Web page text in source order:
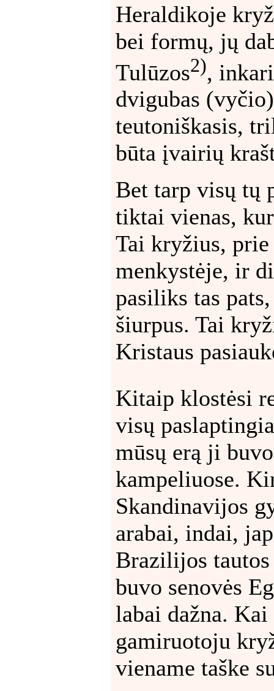
Heraldikoje
bei formų, jų
Tulūzos2),
dvigubas
teutoniškasis,
būta įvairių
Bet tarp visų tų
tiktai vienas,
Tai kryžius,
menkystėje, ir
pasiliks tas
šiurpus. Tai
Kristaus
Kitaip klostėsi
visų
mūsų erą ji
kampeliuose.
Skandinavijos
arabai, indai,
Brazilijos
buvo senovės
labai dažna.
gamiruotoju
viename taške